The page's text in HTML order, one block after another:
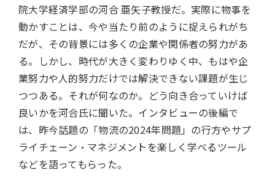
院大学経済学部の河合 亜矢子教授だ。実際に物事を
動かすことは、今や当たり前のように捉えられがち
だが、その背景には多くの企業や関係者の努力があ
る。しかし、時代が大きく変わりゆく中、もはや企
業努力や人的努力だけでは解決できない課題が生じ
つつある。それが何なのか。どう向き合っていけば
良いかを河合氏に聞いた。インタビューの後編で
は、昨今話題の「物流の2024年問題」の行方やサプ
ライチェーン・マネジメントを楽しく学べるツール
などを語ってもらった。